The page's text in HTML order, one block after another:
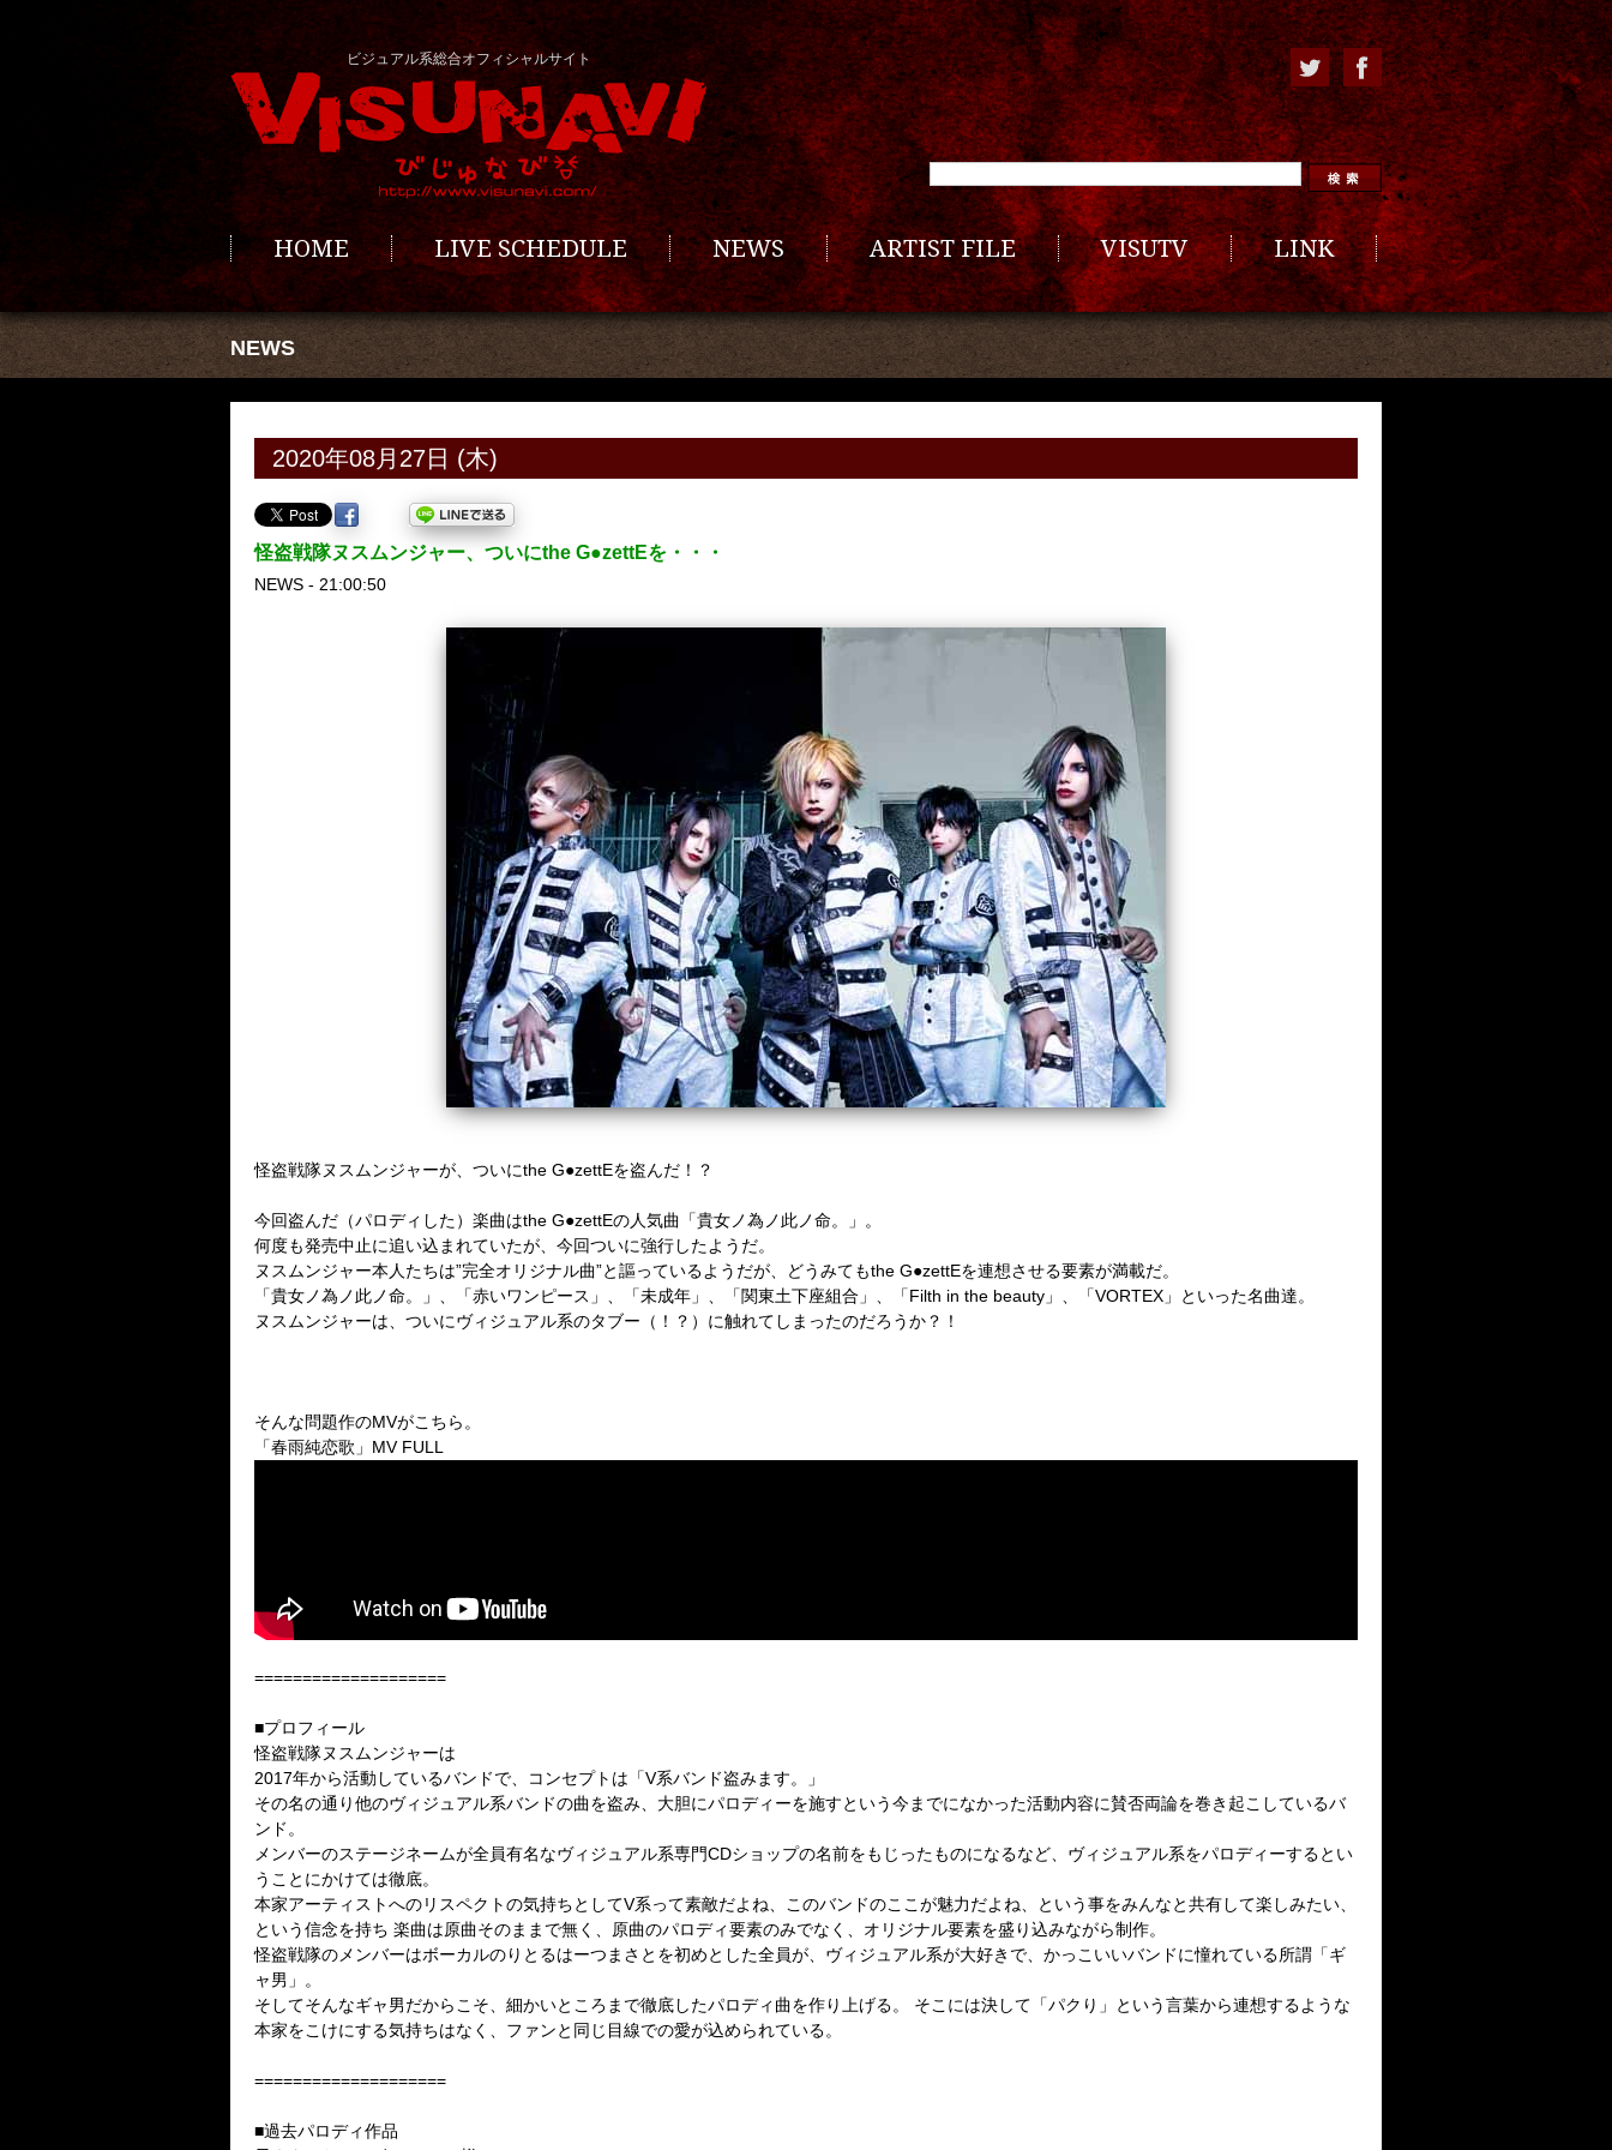
ビジュアル系総合オフィシャルサイト
HOME LIVE SCHEDULE NEWS ARTIST FILE VISUTV LINK
NEWS
2020年08月27日 (木)
怪盗戦隊ヌスムンジャー、ついにthe G●zettEを・・・
NEWS - 21:00:50
怪盗戦隊ヌスムンジャーが、ついにthe G●zettEを盗んだ！？
今回盗んだ（パロディした）楽曲はthe G●zettEの人気曲「貴女ノ為ノ此ノ命。」。
何度も発売中止に追い込まれていたが、今回ついに強行したようだ。
ヌスムンジャー本人たちは”完全オリジナル曲”と謳っているようだが、どうみてもthe G●zettEを連想させる要素が満載だ。
「貴女ノ為ノ此ノ命。」、「赤いワンピース」、「未成年」、「関東土下座組合」、「Filth in the beauty」、「VORTEX」といった名曲達。
ヌスムンジャーは、ついにヴィジュアル系のタブー（！？）に触れてしまったのだろうか？！
そんな問題作のMVがこちら。
「春雨純恋歌」MV FULL
====================
■プロフィール
怪盗戦隊ヌスムンジャーは
2017年から活動しているバンドで、コンセプトは「V系バンド盗みます。」
その名の通り他のヴィジュアル系バンドの曲を盗み、大胆にパロディーを施すという今までになかった活動内容に賛否両論を巻き起こしているバ
ンド。
メンバーのステージネームが全員有名なヴィジュアル系専門CDショップの名前をもじったものになるなど、ヴィジュアル系をパロディーするとい
うことにかけては徹底。
本家アーティストへのリスペクトの気持ちとしてV系って素敵だよね、このバンドのここが魅力だよね、という事をみんなと共有して楽しみたい、
という信念を持ち 楽曲は原曲そのままで無く、原曲のパロディ要素のみでなく、オリジナル要素を盛り込みながら制作。
怪盗戦隊のメンバーはボーカルのりとるはーつまさとを初めとした全員が、ヴィジュアル系が大好きで、かっこいいバンドに憧れている所謂「ギ
ャ男」。
そしてそんなギャ男だからこそ、細かいところまで徹底したパロディ曲を作り上げる。 そこには決して「パクり」という言葉から連想するような
本家をこけにする気持ちはなく、ファンと同じ目線での愛が込められている。
====================
■過去パロディ作品